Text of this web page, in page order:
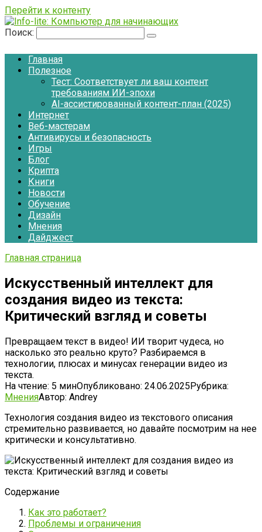
Перейти к контенту
Поиск:
Главная
Полезное
Тест: Соответствует ли ваш контент
требованиям ИИ-эпохи
AI-ассистированный контент-план (2025)
Интернет
Веб-мастерам
Антивирусы и безопасность
Игры
Блог
Крипта
Книги
Новости
Обучение
Дизайн
Мнения
Дайджест
Главная страница
Искусственный интеллект для
создания видео из текста:
Критический взгляд и советы
Превращаем текст в видео! ИИ творит чудеса, но
насколько это реально круто? Разбираемся в
технологии, плюсах и минусах генерации видео из
текста.
На чтение: 5 минОпубликовано: 24.06.2025Рубрика:
МненияАвтор: Andrey
Технология создания видео из текстового описания
стремительно развивается‚ но давайте посмотрим на нее
критически и консультативно.
Содержание
Как это работает?
Проблемы и ограничения